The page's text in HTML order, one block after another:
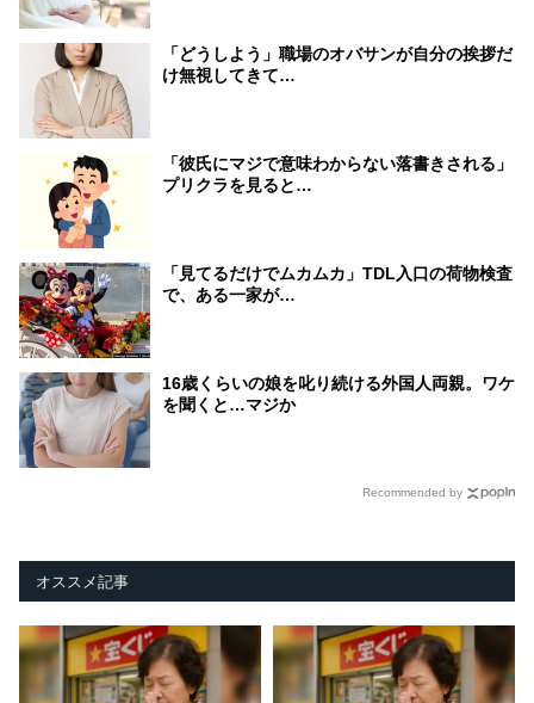
「どうしよう」職場のオバサンが自分の挨拶だ
け無視してきて…
「彼氏にマジで意味わからない落書きされる」
プリクラを見ると…
「見てるだけでムカムカ」TDL入口の荷物検査
で、ある一家が…
16歳くらいの娘を叱り続ける外国人両親。ワケ
を聞くと…マジか
Recommended by
オススメ記事